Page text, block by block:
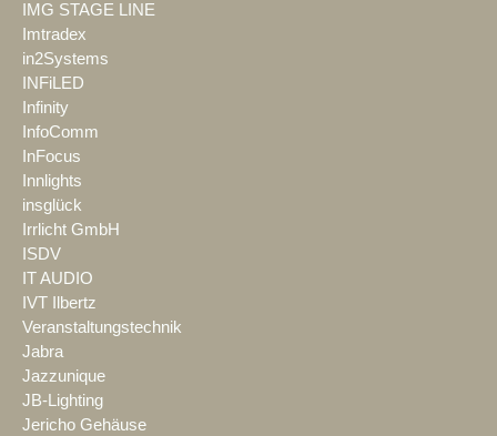
IMG STAGE LINE
Imtradex
in2Systems
INFiLED
Infinity
InfoComm
InFocus
Innlights
insglück
Irrlicht GmbH
ISDV
IT AUDIO
IVT Ilbertz
Veranstaltungstechnik
Jabra
Jazzunique
JB-Lighting
Jericho Gehäuse